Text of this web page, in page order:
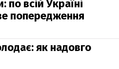
по всій Україні
попередження
як надовго